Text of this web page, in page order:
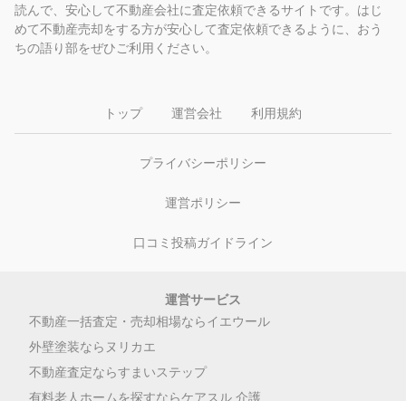
読んで、安心して不動産会社に査定依頼できるサイトです。はじ
めて不動産売却をする方が安心して査定依頼できるように、おう
ちの語り部をぜひご利用ください。
トップ 運営会社 利用規約
プライバシーポリシー
運営ポリシー
口コミ投稿ガイドライン
運営サービス
不動産一括査定・売却相場ならイエウール
外壁塗装ならヌリカエ
不動産査定ならすまいステップ
有料老人ホームを探すならケアスル 介護